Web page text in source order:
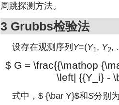
周跳探测方法。
3 Grubbs检验法
设存在观测序列 Y=(Y1, Y2,
$ G = \frac{{\mathop
\left| {{Y_i} -
式中， $ {\bar Y}$和S分别